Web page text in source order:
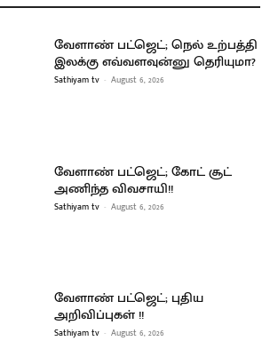
வேளாண் பட்ஜெட்; நெல் உற்பத்தி
இலக்கு எவ்வளவுன்னு தெரியுமா?
Sathiyam tv - August 6, 2026
வேளாண் பட்ஜெட்; கோட் சூட்
அணிந்த விவசாயி!!
Sathiyam tv - August 6, 2026
வேளாண் பட்ஜெட்; புதிய
அறிவிப்புகள் !!
Sathiyam tv - August 6, 2026